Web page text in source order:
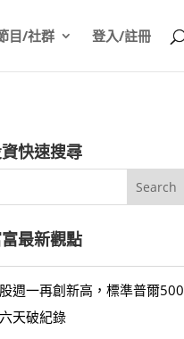
目/社群 登入/註冊
快速搜尋
最新觀點
週一再創新高，標準普爾500
天破紀錄